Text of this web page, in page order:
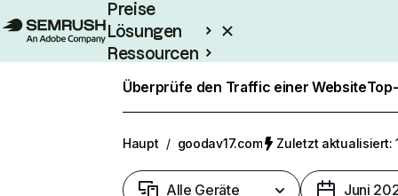
Preise
Lösungen
Ressourcen
Enterprise
Überprüfe den Traffic einer Website
Haupt / goodav17.com Zuletzt aktualisiert:
Alle Geräte Juni